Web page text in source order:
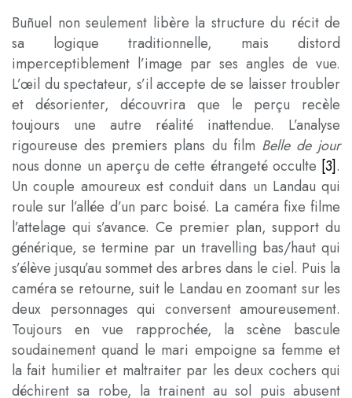
Buñuel non seulement libère la structure du récit de
sa logique traditionnelle, mais distord
imperceptiblement l’image par ses angles de vue.
L’œil du spectateur, s’il accepte de se laisser troubler
et désorienter, découvrira que le perçu recèle
toujours une autre réalité inattendue. L’analyse
rigoureuse des premiers plans du film Belle de jour
nous donne un aperçu de cette étrangeté occulte [3].
Un couple amoureux est conduit dans un Landau qui
roule sur l’allée d’un parc boisé. La caméra fixe filme
l’attelage qui s’avance. Ce premier plan, support du
générique, se termine par un travelling bas/haut qui
s’élève jusqu’au sommet des arbres dans le ciel. Puis la
caméra se retourne, suit le Landau en zoomant sur les
deux personnages qui conversent amoureusement.
Toujours en vue rapprochée, la scène bascule
soudainement quand le mari empoigne sa femme et
la fait humilier et maltraiter par les deux cochers qui
déchirent sa robe, la trainent au sol puis abusent